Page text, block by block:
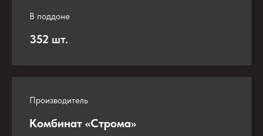
В поддоне
352 шт.
Производитель
Комбинат «Строма»